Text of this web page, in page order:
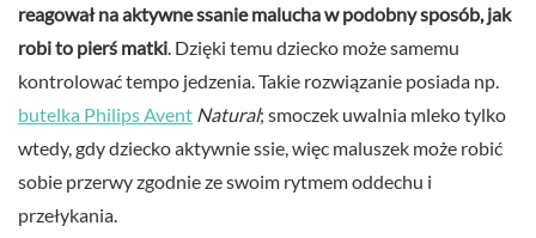
reagował na aktywne ssanie malucha w podobny sposób, jak
robi to pierś matki . Dzięki temu dziecko może samemu
kontrolować tempo jedzenia. Takie rozwiązanie posiada np.
butelka Philips Avent Natural; smoczek uwalnia mleko tylko
wtedy, gdy dziecko aktywnie ssie, więc maluszek może robić
sobie przerwy zgodnie ze swoim rytmem oddechu i
przełykania.